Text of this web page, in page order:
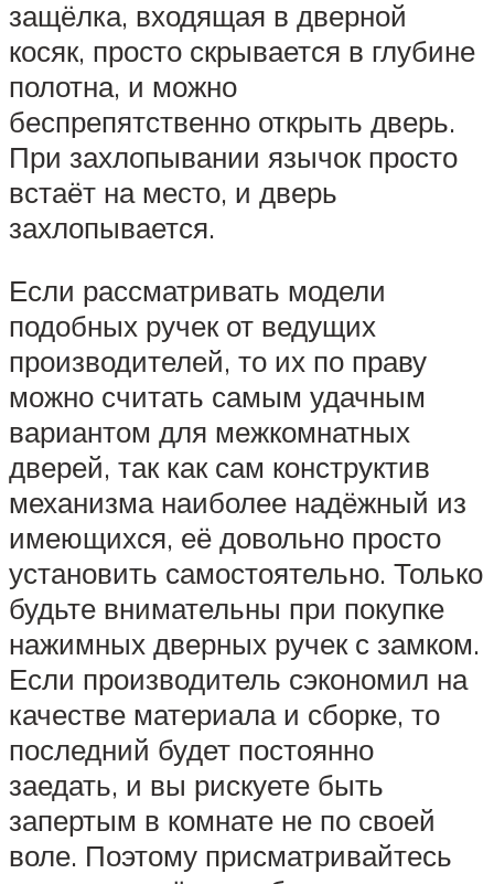
защёлка, входящая в дверной
косяк, просто скрывается в глубине
полотна, и можно
беспрепятственно открыть дверь.
При захлопывании язычок просто
встаёт на место, и дверь
захлопывается.
Если рассматривать модели
подобных ручек от ведущих
производителей, то их по праву
можно считать самым удачным
вариантом для межкомнатных
дверей, так как сам конструктив
механизма наиболее надёжный из
имеющихся, её довольно просто
установить самостоятельно. Только
будьте внимательны при покупке
нажимных дверных ручек с замком.
Если производитель сэкономил на
качестве материала и сборке, то
последний будет постоянно
заедать, и вы рискуете быть
запертым в комнате не по своей
воле. Поэтому присматривайтесь